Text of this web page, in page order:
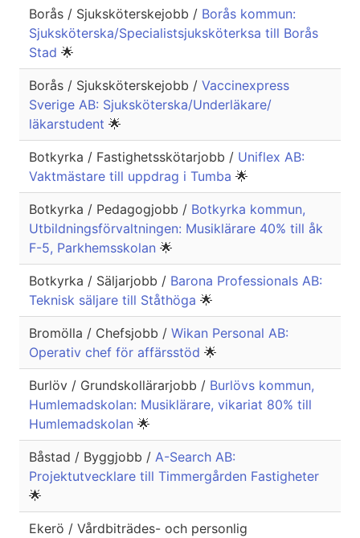
Borås / Sjuksköterskejobb / Borås kommun:
Sjuksköterska/Specialistsjuksköterksa till Borås
Stad 🌟
Borås / Sjuksköterskejobb / Vaccinexpress
Sverige AB: Sjuksköterska/Underläkare/
läkarstudent 🌟
Botkyrka / Fastighetsskötarjobb / Uniflex AB:
Vaktmästare till uppdrag i Tumba 🌟
Botkyrka / Pedagogjobb / Botkyrka kommun,
Utbildningsförvaltningen: Musiklärare 40% till åk
F-5, Parkhemsskolan 🌟
Botkyrka / Säljarjobb / Barona Professionals AB:
Teknisk säljare till Ståthöga 🌟
Bromölla / Chefsjobb / Wikan Personal AB:
Operativ chef för affärsstöd 🌟
Burlöv / Grundskollärarjobb / Burlövs kommun,
Humlemadskolan: Musiklärare, vikariat 80% till
Humlemadskolan 🌟
Båstad / Byggjobb / A-Search AB:
Projektutvecklare till Timmergården Fastigheter
🌟
Ekerö / Vårdbiträdes- och personlig